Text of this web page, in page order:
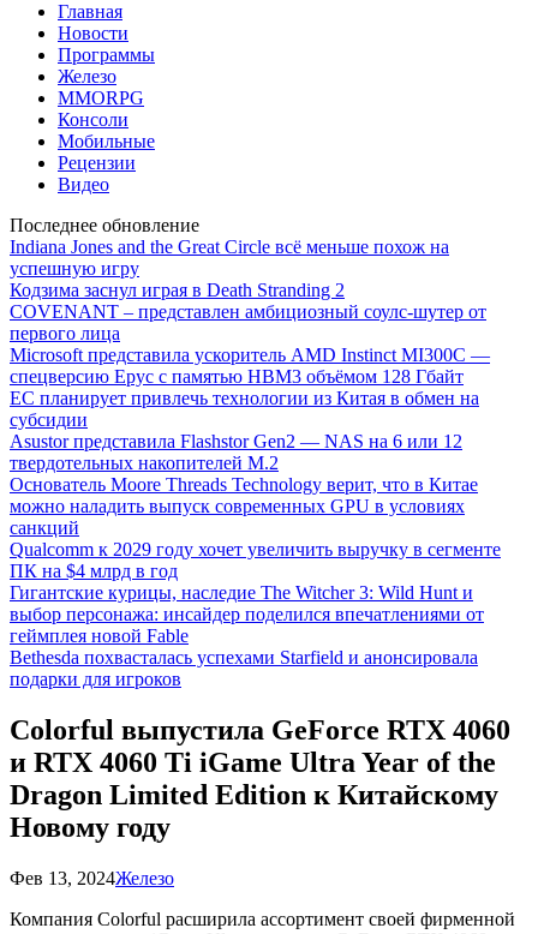
Главная
Новости
Программы
Железо
MMORPG
Консоли
Мобильные
Рецензии
Видео
Последнее обновление
Indiana Jones and the Great Circle всё меньше похож на
успешную игру
Кодзима заснул играя в Death Stranding 2
COVENANT – представлен амбициозный соулс-шутер от
первого лица
Microsoft представила ускоритель AMD Instinct MI300C —
спецверсию Epyc с памятью HBM3 объёмом 128 Гбайт
ЕС планирует привлечь технологии из Китая в обмен на
субсидии
Asustor представила Flashstor Gen2 — NAS на 6 или 12
твердотельных накопителей M.2
Основатель Moore Threads Technology верит, что в Китае
можно наладить выпуск современных GPU в условиях
санкций
Qualcomm к 2029 году хочет увеличить выручку в сегменте
ПК на $4 млрд в год
Гигантские курицы, наследие The Witcher 3: Wild Hunt и
выбор персонажа: инсайдер поделился впечатлениями от
геймплея новой Fable
Bethesda похвасталась успехами Starfield и анонсировала
подарки для игроков
Colorful выпустила GeForce RTX 4060
и RTX 4060 Ti iGame Ultra Year of the
Dragon Limited Edition к Китайскому
Новому году
Фев 13, 2024Железо
Компания Colorful расширила ассортимент своей фирменной